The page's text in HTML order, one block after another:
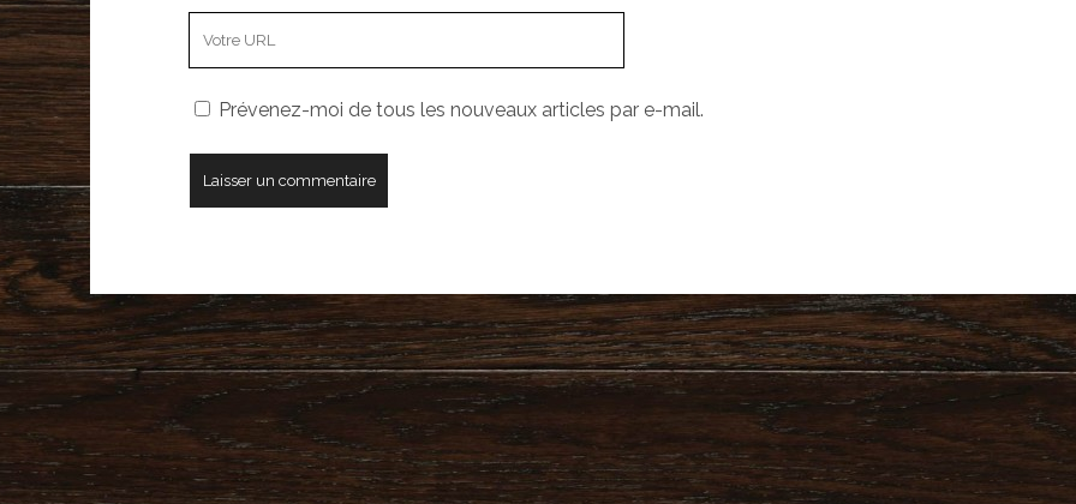
mail
votrePrévenez-moi de tous les nouveaux articles par e-mail.